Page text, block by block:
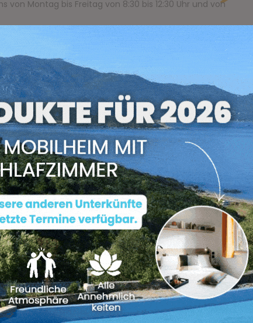
von Montag bis Freitag von 8:30 bis 12:30 Uhr und von
Pollo